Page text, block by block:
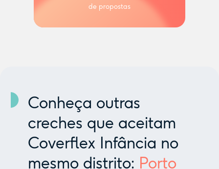
de propostas
Conheça outras
creches que aceitam
Coverflex Infância no
mesmo distrito: Porto